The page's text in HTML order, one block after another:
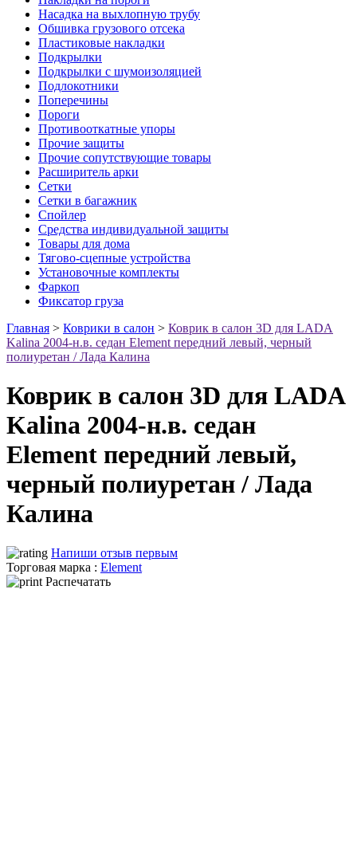
Насадка на выхлопную трубу
Обшивка грузового отсека
Пластиковые накладки
Подкрылки
Подкрылки с шумоизоляцией
Подлокотники
Поперечины
Пороги
Противооткатные упоры
Прочие защиты
Прочие сопутствующие товары
Расширитель арки
Сетки
Сетки в багажник
Спойлер
Средства индивидуальной защиты
Товары для дома
Тягово-сцепные устройства
Установочные комплекты
Фаркоп
Фиксатор груза
Главная > Коврики в салон > Коврик в салон 3D для LADA
Kalina 2004-н.в. седан Element передний левый, черный
полиуретан / Лада Калина
Коврик в салон 3D для LADA
Kalina 2004-н.в. седан
Element передний левый,
черный полиуретан / Лада
Калина
Напиши отзыв первым
Торговая марка : Element
Распечатать